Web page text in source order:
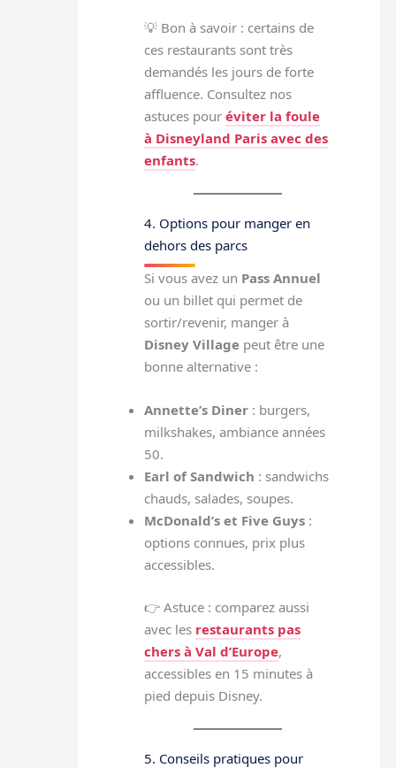
💡 Bon à savoir : certains de
ces restaurants sont très
demandés les jours de forte
affluence. Consultez nos
astuces pouréviter la foule
à Disneyland Paris avec des
enfants.
4. Options pour manger en
dehors des parcs
Si vous avez un Pass Annuel
ou un billet qui permet de
sortir/revenir, manger à
Disney Village peut être une
bonne alternative :
Annette’s Diner : burgers,
milkshakes, ambiance années
50.
Earl of Sandwich : sandwichs
chauds, salades, soupes.
McDonald’s et Five Guys :
options connues, prix plus
accessibles.
👉 Astuce : comparez aussi
avec les restaurants pas
chers à Val d’Europe,
accessibles en 15 minutes à
pied depuis Disney.
5. Conseils pratiques pour